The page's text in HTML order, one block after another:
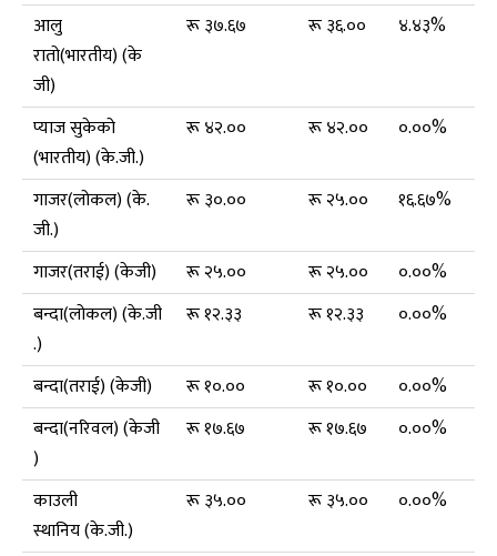
आलु
रातो(भारतीय) (के
जी)
रू ३७.६७ रू ३६.०० ४.४३%
प्याज सुकेको
(भारतीय) (के.जी.)
रू ४२.०० रू ४२.०० ०.००%
गाजर(लोकल) (के.
जी.)
रू ३०.०० रू २५.०० १६.६७%
गाजर(तराई) (केजी) रू २५.०० रू २५.००
०.००%
बन्दा(लोकल) (के.जी
.)
रू १२.३३ रू १२.३३ ०.००%
बन्दा(तराई) (केजी) रू १०.०० रू १०.००
०.००%
बन्दा(नरिवल) (केजी
)
रू १७.६७ रू १७.६७ ०.००%
काउली
स्थानिय (के.जी.)
रू ३५.०० रू ३५.०० ०.००%